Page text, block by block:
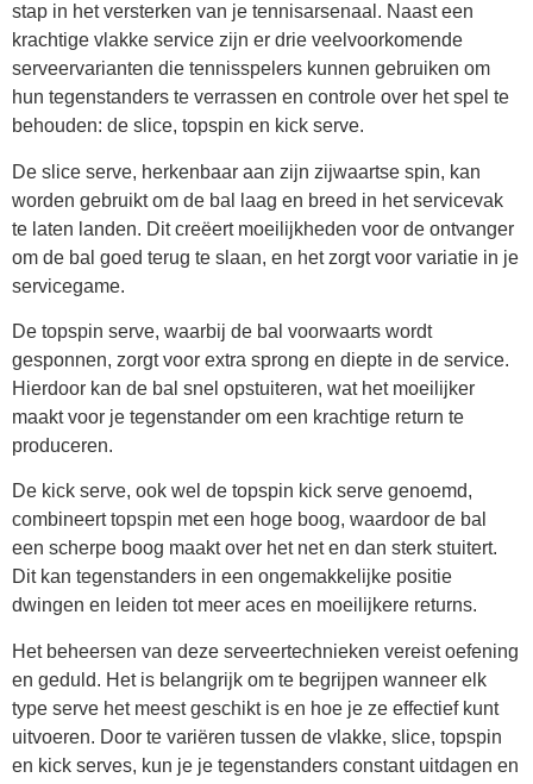
stap in het versterken van je tennisarsenaal. Naast een
krachtige vlakke service zijn er drie veelvoorkomende
serveervarianten die tennisspelers kunnen gebruiken om
hun tegenstanders te verrassen en controle over het spel te
behouden: de slice, topspin en kick serve.
De slice serve, herkenbaar aan zijn zijwaartse spin, kan
worden gebruikt om de bal laag en breed in het servicevak
te laten landen. Dit creëert moeilijkheden voor de ontvanger
om de bal goed terug te slaan, en het zorgt voor variatie in je
servicegame.
De topspin serve, waarbij de bal voorwaarts wordt
gesponnen, zorgt voor extra sprong en diepte in de service.
Hierdoor kan de bal snel opstuiteren, wat het moeilijker
maakt voor je tegenstander om een krachtige return te
produceren.
De kick serve, ook wel de topspin kick serve genoemd,
combineert topspin met een hoge boog, waardoor de bal
een scherpe boog maakt over het net en dan sterk stuitert.
Dit kan tegenstanders in een ongemakkelijke positie
dwingen en leiden tot meer aces en moeilijkere returns.
Het beheersen van deze serveertechnieken vereist oefening
en geduld. Het is belangrijk om te begrijpen wanneer elk
type serve het meest geschikt is en hoe je ze effectief kunt
uitvoeren. Door te variëren tussen de vlakke, slice, topspin
en kick serves, kun je je tegenstanders constant uitdagen en